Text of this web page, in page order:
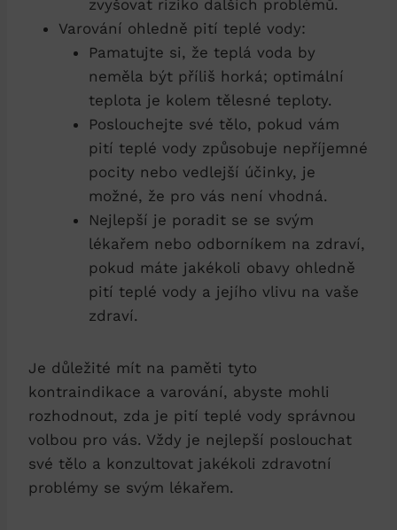
zvyšovat riziko dalších problémů.
Varování ohledně pití teplé vody:
Pamatujte si, že teplá voda by
neměla být příliš horká; optimální
teplota je kolem tělesné teploty.
Poslouchejte své tělo, pokud vám
pití teplé vody způsobuje nepříjemné
pocity nebo vedlejší účinky, je
možné, že pro vás není vhodná.
Nejlepší je poradit se se svým
lékařem nebo odborníkem na zdraví,
pokud máte jakékoli obavy ohledně
pití teplé vody a jejího vlivu na vaše
zdraví.
Je důležité mít na paměti tyto
kontraindikace a varování, abyste mohli
rozhodnout, zda je pití teplé vody správnou
volbou pro vás. Vždy je nejlepší poslouchat
své tělo a konzultovat jakékoli zdravotní
problémy se svým lékařem.